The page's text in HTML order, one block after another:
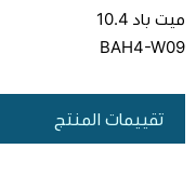
ميت باد 10.4
BAH4-W09
تقييمات المنتج